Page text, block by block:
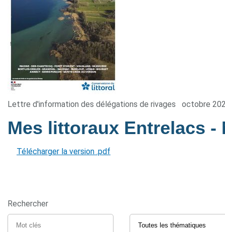
Lettre d'information des délégations de rivages octobre
Mes littoraux Entrelacs -
Télécharger la version .pdf
Rechercher